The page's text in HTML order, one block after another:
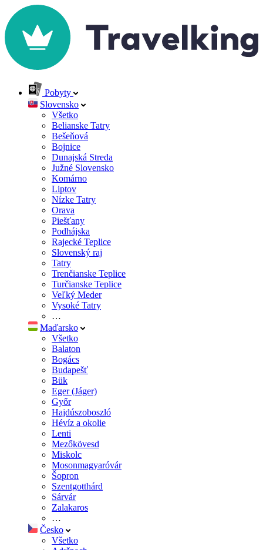
Pobyty
Slovensko
Všetko
Belianske Tatry
Bešeňová
Bojnice
Dunajská Streda
Južné Slovensko
Komárno
Liptov
Nízke Tatry
Orava
Piešťany
Podhájska
Rajecké Teplice
Slovenský raj
Tatry
Trenčianske Teplice
Turčianske Teplice
Veľký Meder
Vysoké Tatry
…
Maďarsko
Všetko
Balaton
Bogács
Budapešť
Bük
Eger (Jáger)
Győr
Hajdúszoboszló
Hévíz a okolie
Lenti
Mezőkövesd
Miskolc
Mosonmagyaróvár
Šopron
Szentgotthárd
Sárvár
Zalakaros
…
Česko
Všetko